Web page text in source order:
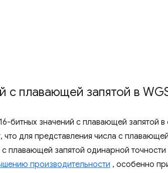
с плавающей запятой в
битных значений с плавающей запятой в
для представления числа с
с плавающей запятой одинарной точности
производительности , особенно